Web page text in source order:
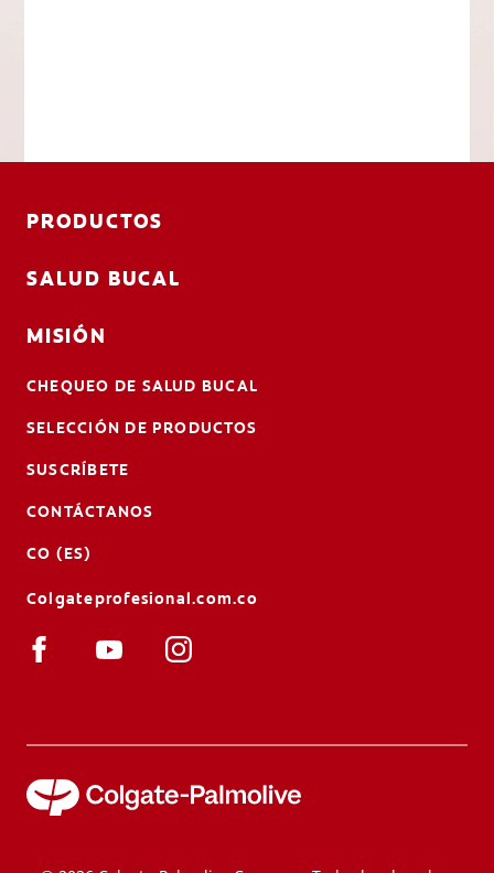
PRODUCTOS
SALUD BUCAL
MISIÓN
CHEQUEO DE SALUD BUCAL
SELECCIÓN DE PRODUCTOS
SUSCRÍBETE
CONTÁCTANOS
CO (ES)
Colgateprofesional.com.co